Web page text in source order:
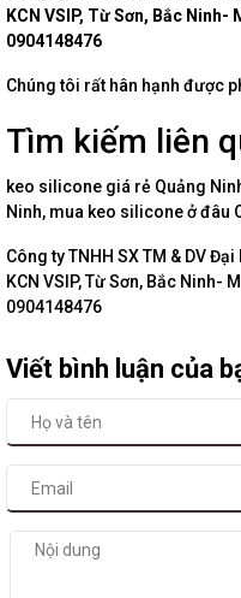
KCN VSIP, Từ Sơn, Bắc
0904148476
Chúng tôi rất hân hạnh được
Tìm kiếm liên
keo silicone giá rẻ Quảng
Ninh, mua keo silicone ở đâu
Công ty TNHH SX TM & DV
KCN VSIP, Từ Sơn, Bắc
0904148476
Viết bình luận của